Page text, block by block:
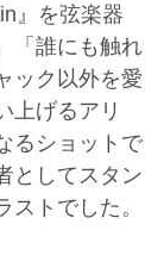
』を弦楽器
「誰にも触れ
ック以外を愛
上げるアリ
るショットで
としてスタン
トでした。